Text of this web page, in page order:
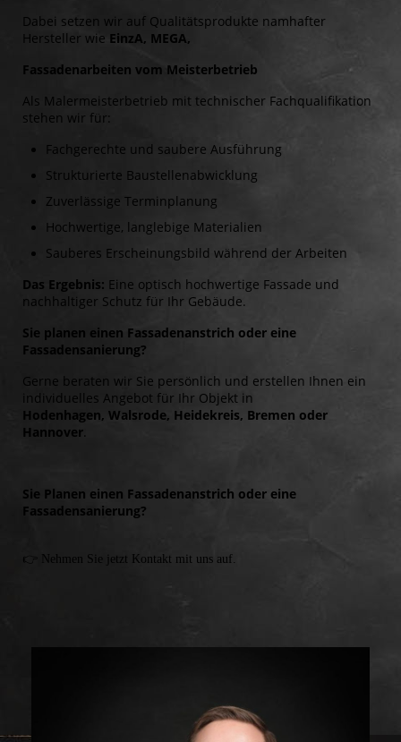
Dabei setzen wir auf Qualitätsprodukte namhafter
Hersteller wie EinzA, MEGA,
Fassadenarbeiten vom Meisterbetrieb
Als Malermeisterbetrieb mit technischer Fachqualifikation
stehen wir für:
Fachgerechte und saubere Ausführung
Strukturierte Baustellenabwicklung
Zuverlässige Terminplanung
Hochwertige, langlebige Materialien
Sauberes Erscheinungsbild während der Arbeiten
Das Ergebnis: Eine optisch hochwertige Fassade und
nachhaltiger Schutz für Ihr Gebäude.
Sie planen einen Fassadenanstrich oder eine
Fassadensanierung?
Gerne beraten wir Sie persönlich und erstellen Ihnen ein
individuelles Angebot für Ihr Objekt in
Hodenhagen, Walsrode, Heidekreis, Bremen oder
Hannover.
Sie Planen einen Fassadenanstrich oder eine
Fassadensanierung?
👉 Nehmen Sie jetzt Kontakt mit uns auf.